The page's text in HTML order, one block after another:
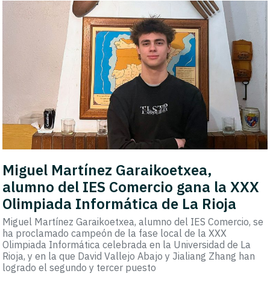
Miguel Martínez Garaikoetxea,
alumno del IES Comercio gana la XXX
Olimpiada Informática de La Rioja
Miguel Martínez Garaikoetxea, alumno del IES Comercio, se
ha proclamado campeón de la fase local de la XXX
Olimpiada Informática celebrada en la Universidad de La
Rioja, y en la que David Vallejo Abajo y Jialiang Zhang han
logrado el segundo y tercer puesto